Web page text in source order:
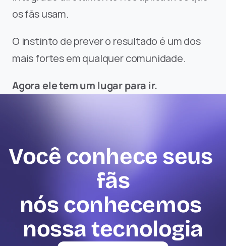
os fãs usam.
O instinto de prever o resultado é um dos
mais fortes em qualquer comunidade.
Agora ele tem um lugar para ir.
Você conhece seus
fãs
nós conhecemos
nossa tecnologia